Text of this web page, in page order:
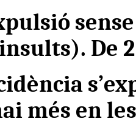
De
més en